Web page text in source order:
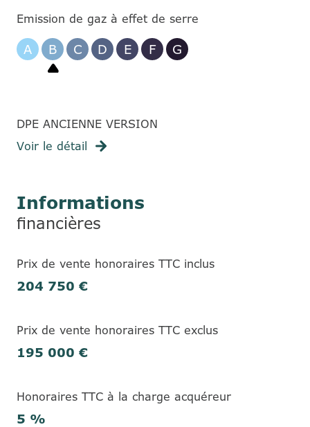
Emission de gaz à effet de serre
A B C D E F G
DPE ANCIENNE VERSION
Voir le détail
Informations
financières
Prix de vente honoraires TTC inclus
204 750 €
Prix de vente honoraires TTC exclus
195 000 €
Honoraires TTC à la charge acquéreur
5 %